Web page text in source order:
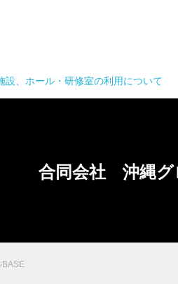
設、ホール・研修室の利用について
合同会社 沖縄グ